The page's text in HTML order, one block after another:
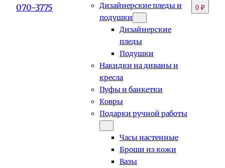
070-3775
Дизайнерские пледы и
подушки
Дизайнерские
пледы
Подушки
Накидки на диваны и
кресла
Пуфы и банкетки
Ковры
Подарки ручной работы
Часы настенные
Броши из кожи
Вазы
0 ₽